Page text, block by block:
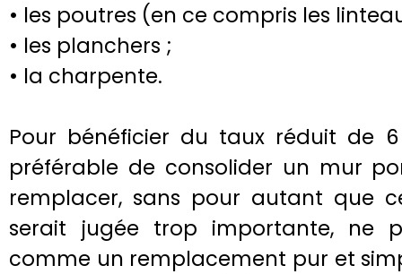
• les poutres (en ce compris les
• les planchers ;
• la charpente.
Pour bénéficier du taux réduit de
préférable de consolider un mur
remplacer, sans pour autant que
serait jugée trop importante, ne
comme un remplacement pur et